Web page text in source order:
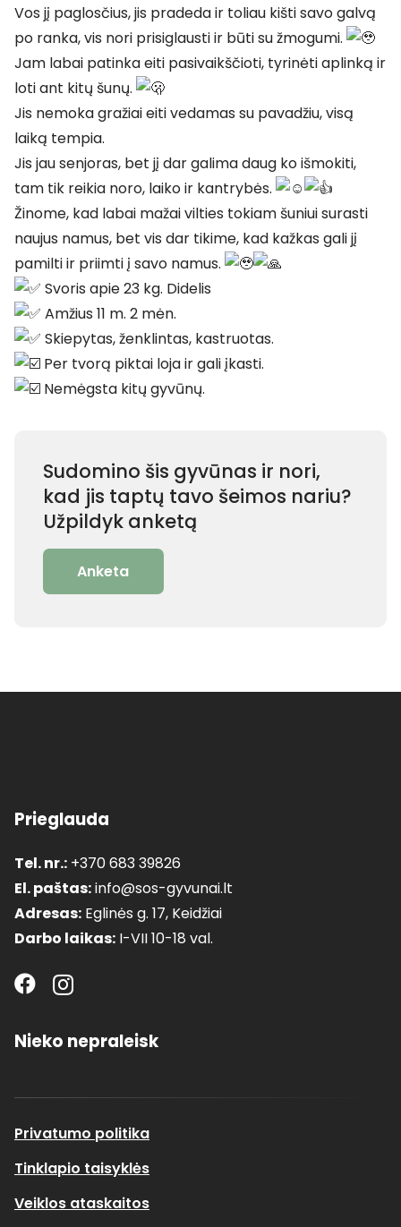
Vos jį paglosčius, jis pradeda ir toliau kišti savo galvą
po ranka, vis nori prisiglausti ir būti su žmogumi.
Jam labai patinka eiti pasivaikščioti, tyrinėti aplinką ir
loti ant kitų šunų.
Jis nemoka gražiai eiti vedamas su pavadžiu, visą
laiką tempia.
Jis jau senjoras, bet jį dar galima daug ko išmokiti,
tam tik reikia noro, laiko ir kantrybės.
Žinome, kad labai mažai vilties tokiam šuniui surasti
naujus namus, bet vis dar tikime, kad kažkas gali jį
pamilti ir priimti į savo namus.
Svoris apie 23 kg. Didelis
Amžius 11 m. 2 mėn.
Skiepytas, ženklintas, kastruotas.
Per tvorą piktai loja ir gali įkasti.
Nemėgsta kitų gyvūnų.
Sudomino šis gyvūnas ir nori,
kad jis taptų tavo šeimos nariu?
Užpildyk anketą
Anketa
Prieglauda
Tel. nr.: +370 683 39826
El. paštas:info@sos-gyvunai.lt
Adresas: Eglinės g. 17, Keidžiai
Darbo laikas: I-VII 10-18 val.
Nieko nepraleisk
Privatumo politika
Tinklapio taisyklės
Veiklos ataskaitos